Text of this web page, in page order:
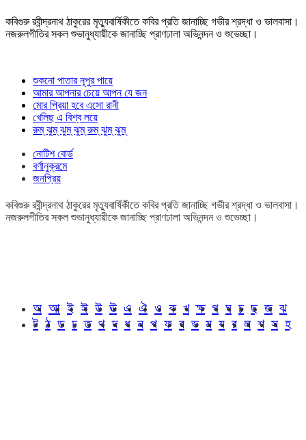
কবিগুরু রবীন্দ্রনাথ ঠাকুরের মৃত্যুবার্ষিকীতে কবির প্রতি জানাচ্ছি গভীর শ্রদ্ধা ও ভালবাসা।
নজরুলগীতির সকল শুভানুধ্যায়ীকে জানাচ্ছি প্রাণঢালা অভিনন্দন ও শুভেচ্ছা।
শুকনো পাতার নূপুর পায়ে
আমার আপনার চেয়ে আপন যে জন
মোর প্রিয়া হবে এসো রানী
খেলিছ এ বিশ্ব লয়ে
রুম্ ঝুম্ ঝুম্ ঝুম্ রুম্ ঝুম্ ঝুম্
নোটিশ বোর্ড
বর্ণানুক্রমে
জনপ্রিয়
কবিগুরু রবীন্দ্রনাথ ঠাকুরের মৃত্যুবার্ষিকীতে কবির প্রতি জানাচ্ছি গভীর শ্রদ্ধা ও ভালবাসা।
নজরুলগীতির সকল শুভানুধ্যায়ীকে জানাচ্ছি প্রাণঢালা অভিনন্দন ও শুভেচ্ছা।
অ আ ই ঈ উ ঊ এ ঐ ও ক খ ক্ষ গ ঘ চ ছ জ ঝ
ট ঠ ড ঢ ত থ দ ধ ন প ফ ব ভ ম য র ল শ স হ